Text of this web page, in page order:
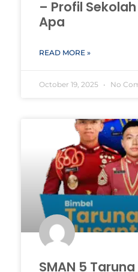
– Profil
Apa
READ MORE »
October 19, 2025 No
SMAN 5